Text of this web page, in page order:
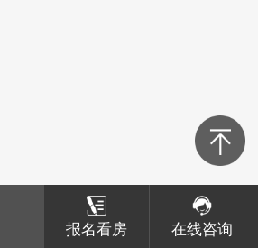
报名看房 在线咨询
报名看房 在线咨询
赣江新区